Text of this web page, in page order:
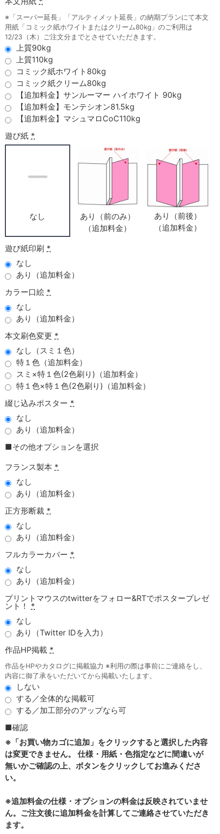
※「スーパー延長」「アルティメット延長」の納期プランにて本文
用紙「コミック紙ホワイトまたはクリーム80kg」のご利用は
12/23（木）ご注文分までとさせていただきます。
上質90kg
上質110kg
コミック紙ホワイト80kg
コミック紙クリーム80kg
【追加料金】サンルーマー ハイホワイト 90kg
【追加料金】モンテシオン81.5kg
【追加料金】マシュマロCoC110kg
遊び紙 *
なし
あり（前のみ）
（追加料金）
あり（前後）
（追加料金）
遊び紙印刷 *
なし
あり（追加料金）
カラー口絵 *
なし
あり（追加料金）
本文刷色変更 *
なし（スミ１色）
特１色（追加料金）
スミ×特１色(2色刷り)（追加料金）
特１色×特１色(2色刷り)（追加料金）
綴じ込みポスター *
なし
あり（追加料金）
■その他オプションを選択
フランス製本 *
なし
あり（追加料金）
正方形断裁 *
なし
あり（追加料金）
フルカラーカバー *
なし
あり（追加料金）
プリントマウスのtwitterをフォロー&RTでポスタープレゼ
ント！
*
なし
あり（Twitter IDを入力）
作品HP掲載 *
作品をHPやカタログに掲載協力 ※利用の際は事前にご連絡をし、
内容に御了承をいただいてから掲載いたします。
しない
する／全体的な掲載可
する／加工部分のアップなら可
■確認
※「お買い物カゴに追加」をクリックすると選択した内容
は変更できません。 仕様・用紙・色指定などに間違いが
無いかご確認の上、ボタンをクリックしてお進みくださ
い。
※追加料金の仕様・オプションの料金は反映されていませ
ん。ご注文後に追加料金を計算してご連絡させていただき
ます。